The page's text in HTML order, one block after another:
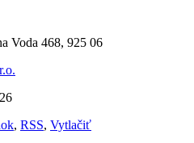
Voda 468, 925 06
, RSS, Vytlačiť